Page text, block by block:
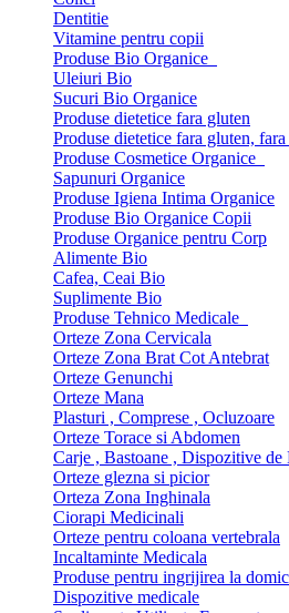
Dentitie
Vitamine pentru copii
Produse Bio Organice
Uleiuri Bio
Sucuri Bio Organice
Produse dietetice fara gluten
Produse dietetice fara gluten,
Produse Cosmetice Organice
Sapunuri Organice
Produse Igiena Intima Organice
Produse Bio Organice Copii
Produse Organice pentru Corp
Alimente Bio
Cafea, Ceai Bio
Suplimente Bio
Produse Tehnico Medicale
Orteze Zona Cervicala
Orteze Zona Brat Cot Antebrat
Orteze Genunchi
Orteze Mana
Plasturi , Comprese , Ocluzoare
Orteze Torace si Abdomen
Carje , Bastoane , Dispozitive de
Orteze glezna si picior
Orteza Zona Inghinala
Ciorapi Medicinali
Orteze pentru coloana vertebrala
Incaltaminte Medicala
Produse pentru ingrijirea la
Dispozitive medicale